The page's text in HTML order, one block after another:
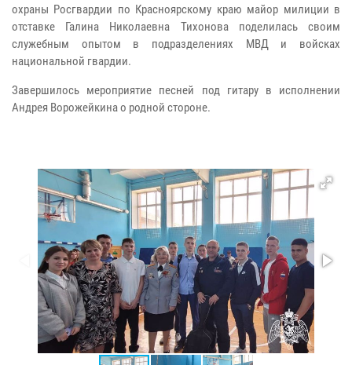
охраны Росгвардии по Красноярскому краю майор милиции в
отставке Галина Николаевна Тихонова поделилась своим
служебным опытом в подразделениях МВД и войсках
национальной гвардии.
Завершилось мероприятие песней под гитару в исполнении
Андрея Ворожейкина о родной стороне.